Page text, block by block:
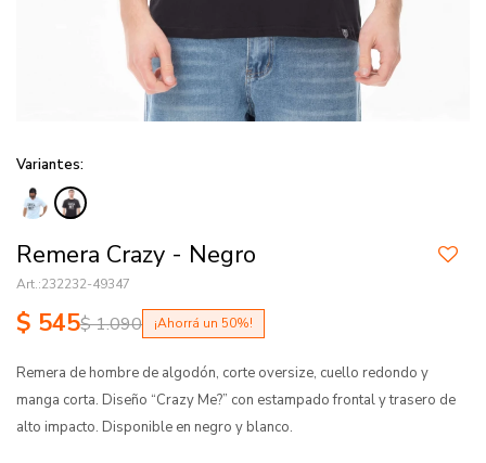
Remera Crazy - Negro
232232-49347
$ 545$1.090 50
Remera de hombre de algodón, corte oversize, cuello redondo y
manga corta. Diseño “Crazy Me?” con estampado frontal y trasero de
alto impacto. Disponible en negro y blanco.
Variantes: